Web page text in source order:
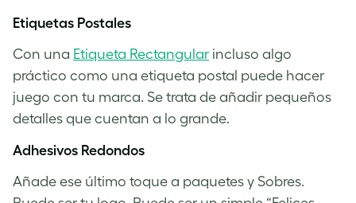
Etiquetas Postales
Con una Etiqueta Rectangular incluso algo
práctico como una etiqueta postal puede hacer
juego con tu marca. Se trata de añadir pequeños
detalles que cuentan a lo grande.
Adhesivos Redondos
Añade ese último toque a paquetes y Sobres.